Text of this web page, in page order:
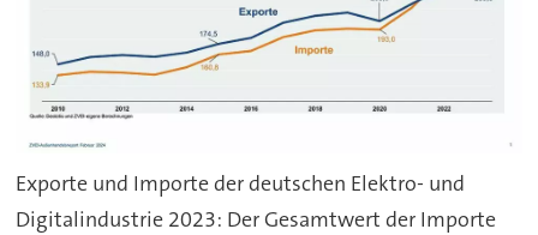
Exporte und Importe der deutschen Elektro- und
Digitalindustrie 2023: Der Gesamtwert der Importe